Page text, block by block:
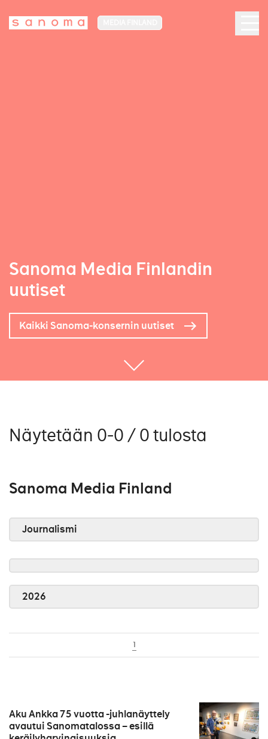
Sanoma Media Finlandin
uutiset
Kaikki Sanoma-konsernin uutiset
Näytetään 0-0 / 0 tulosta
Sanoma Media Finland
Journalismi
2026
1
Aku Ankka 75 vuotta -juhlanäyttely
avautui Sanomatalossa – esillä